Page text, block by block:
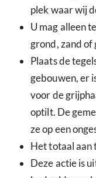
plek waar wij
U mag alleen
grond, zand of
Plaats de
gebouwen, er
voor de
optilt. De
ze op een
Het totaal aan
Deze actie is